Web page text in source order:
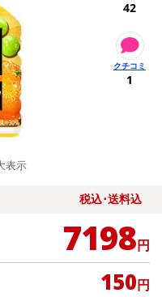
表示
42
1
税込･送料込
7198円
150円